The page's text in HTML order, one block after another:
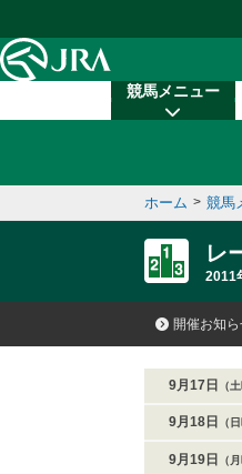
競馬メニュー
ホーム > 競馬
レ
2011
開催お知ら
9月17日 （
9月18日 （
9月19日 （